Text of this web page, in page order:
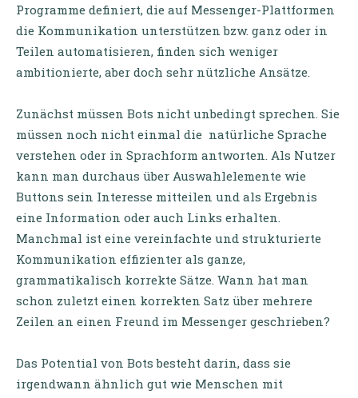
Programme definiert, die auf Messenger-Plattformen
die Kommunikation unterstützen bzw. ganz oder in
Teilen automatisieren, finden sich weniger
ambitionierte, aber doch sehr nützliche Ansätze.
Zunächst müssen Bots nicht unbedingt sprechen. Sie
müssen noch nicht einmal die natürliche Sprache
verstehen oder in Sprachform antworten. Als Nutzer
kann man durchaus über Auswahlelemente wie
Buttons sein Interesse mitteilen und als Ergebnis
eine Information oder auch Links erhalten.
Manchmal ist eine vereinfachte und strukturierte
Kommunikation effizienter als ganze,
grammatikalisch korrekte Sätze. Wann hat man
schon zuletzt einen korrekten Satz über mehrere
Zeilen an einen Freund im Messenger geschrieben?
Das Potential von Bots besteht darin, dass sie
irgendwann ähnlich gut wie Menschen mit